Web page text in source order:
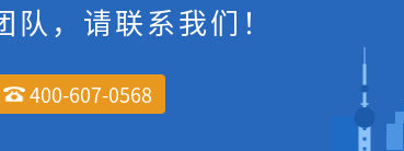
，请联系我们！
400-607-0568